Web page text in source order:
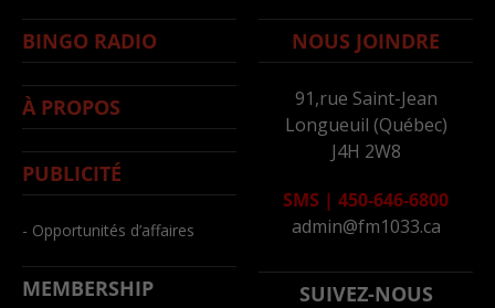
BINGO RADIO
À PROPOS
PUBLICITÉ
- Opportunités d’affaires
MEMBERSHIP
NOUS JOINDRE
91,rue Saint-Jean
Longueuil (Québec)
J4H 2W8
SMS | 450-646-6800
admin@fm1033.ca
SUIVEZ-NOUS